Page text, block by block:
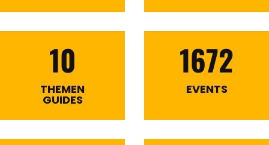
10
THEMEN
GUIDES
1672
EVENTS